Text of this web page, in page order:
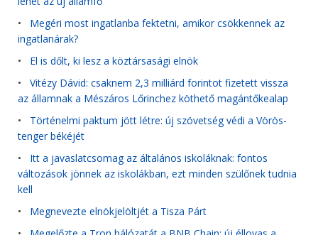
• Megéri most ingatlanba fektetni, amikor csökkennek az
ingatlanárak?
• El is dőlt, ki lesz a köztársasági elnök
• Vitézy Dávid: csaknem 2,3 milliárd forintot fizetett vissza
az államnak a Mészáros Lőrinchez köthető magántőkealap
• Történelmi paktum jött létre: új szövetség védi a Vörös-
tenger békéjét
• Itt a javaslatcsomag az általános iskoláknak: fontos
változások jönnek az iskolákban, ezt minden szülőnek tudnia
kell
• Megnevezte elnökjelöltjét a Tisza Párt